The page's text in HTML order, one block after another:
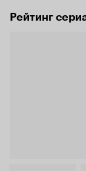
Рейтинг